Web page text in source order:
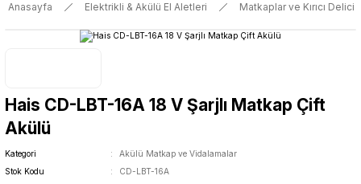
Anasayfa Elektrikli & Akülü El Aletleri Matkaplar ve Kırıcı Delici
Hais CD-LBT-16A 18 V Şarjlı Matkap Çift
Akülü
Kategori
Akülü Matkap ve Vidalamalar
Stok Kodu
CD-LBT-16A